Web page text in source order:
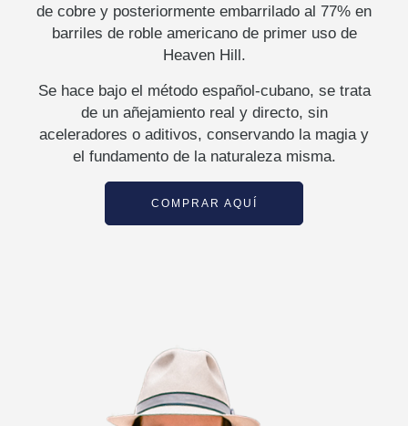
de cobre y posteriormente embarrilado al 77% en
barriles de roble americano de primer uso de
Heaven Hill.
Se hace bajo el método español-cubano, se trata
de un añejamiento real y directo, sin
aceleradores o aditivos, conservando la magia y
el fundamento de la naturaleza misma.
COMPRAR AQUÍ